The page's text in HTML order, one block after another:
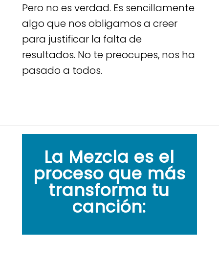
Pero no es verdad. Es sencillamente
algo que nos obligamos a creer
para justificar la falta de
resultados. No te preocupes, nos ha
pasado a todos.
La Mezcla es el
proceso que más
transforma tu
canción: